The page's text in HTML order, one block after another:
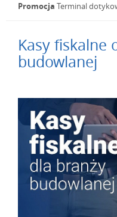
Promocja Terminal
Kasy fiskalne
budowlanej